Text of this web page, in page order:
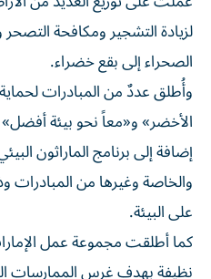
لزيادة التشجير ومكافحة
الصحراء إلى بقع خضراء.
وأُطلق عددٌ من المبادرات
الأخضر» و«معاً نحو بيئة
إضافة إلى برنامج الماراثون
والخاصة وغيرها من
على البيئة.
كما أطلقت مجموعة عمل